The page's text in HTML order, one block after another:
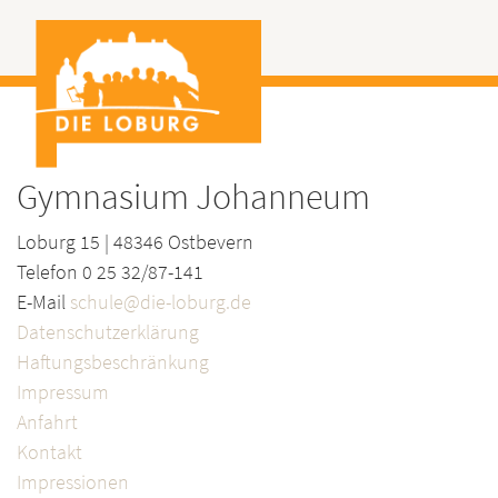
Gymnasium Johanneum
Loburg 15 | 48346 Ostbevern
Telefon 0 25 32/87-141
E-Mail schule@die-loburg.de
Datenschutzerklärung
Haftungsbeschränkung
Impressum
Anfahrt
Kontakt
Impressionen